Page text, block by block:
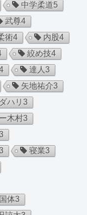
中学柔道5
武尊4
術4 内股4
絞め技4
達人 3
矢地祐介3
ハリ 3
木村3
寝業3
国体3